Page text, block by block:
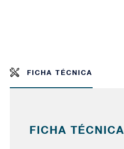
FICHA TÉCNICA
FICHA TÉCNICA